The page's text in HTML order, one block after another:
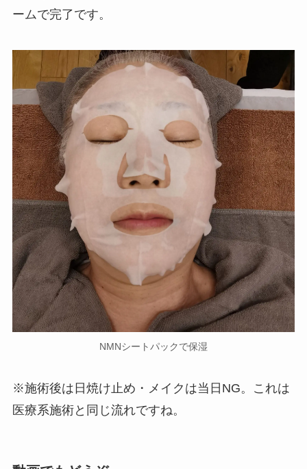
ームで完了です。
NMNシートパックで保湿
※施術後は日焼け止め・メイクは当日NG。これは
医療系施術と同じ流れですね。